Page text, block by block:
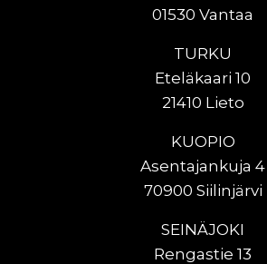
01530 Vantaa
TURKU
Eteläkaari 10
21410 Lieto
KUOPIO
Asentajankuja 4
70900 Siilinjärvi
SEINÄJOKI
Rengastie 13